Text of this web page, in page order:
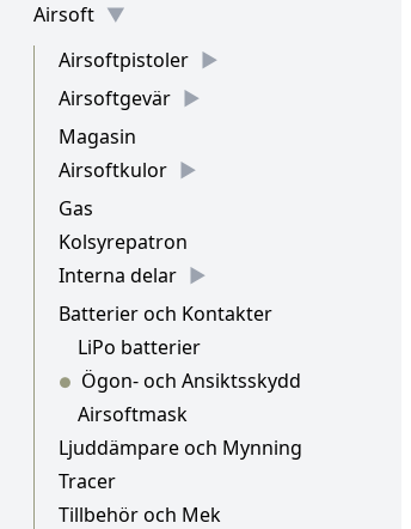
Airsoft
Airsoftpistoler
Airsoftgevär
Magasin
Airsoftkulor
Gas
Kolsyrepatron
Interna delar
Batterier och Kontakter
LiPo batterier
● Ögon- och Ansiktsskydd
Airsoftmask
Ljuddämpare och Mynning
Tracer
Tillbehör och Mek